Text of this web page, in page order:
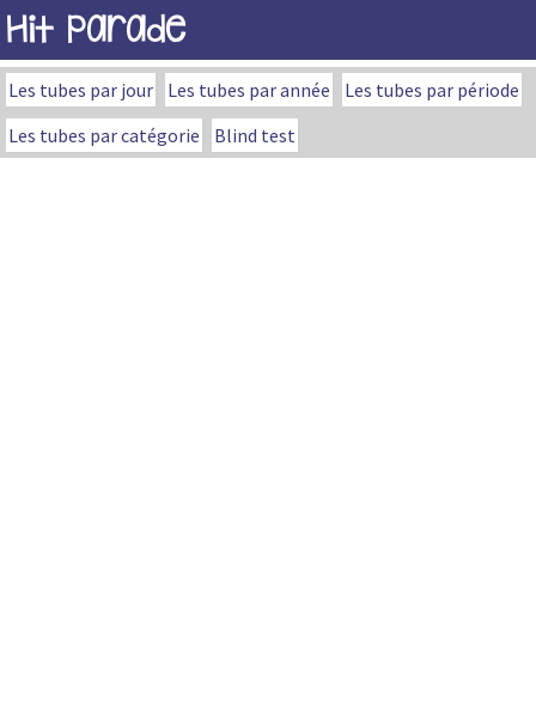
Hit Parade
Les tubes par jour Les tubes par année
Les tubes par période
Les tubes par catégorie
Blind test